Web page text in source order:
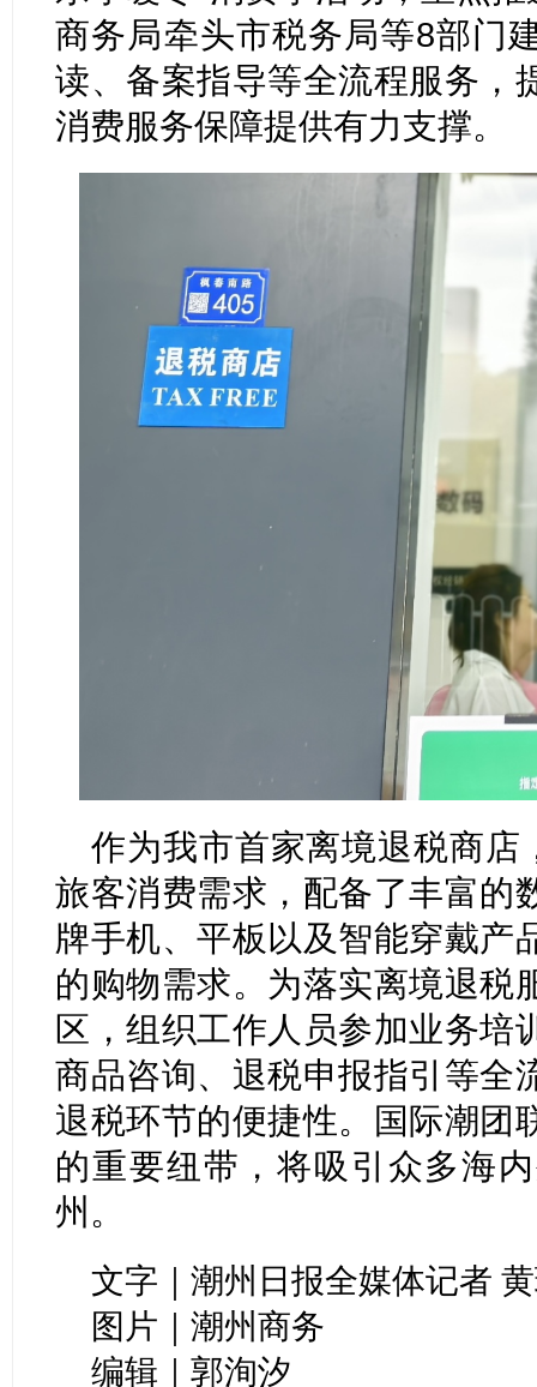
商务局牵头市税务局等8部门
读、备案指导等全流程服务，
消费服务保障提供有力支撑。
作为我市首家离境退税商店
旅客消费需求，配备了丰富的
牌手机、平板以及智能穿戴产
的购物需求。为落实离境退税
区，组织工作人员参加业务培
商品咨询、退税申报指引等全
退税环节的便捷性。国际潮团
的重要纽带，将吸引众多海
州。
文字｜潮州日报全媒体记者
图片｜潮州商务
编辑｜郭洵汐